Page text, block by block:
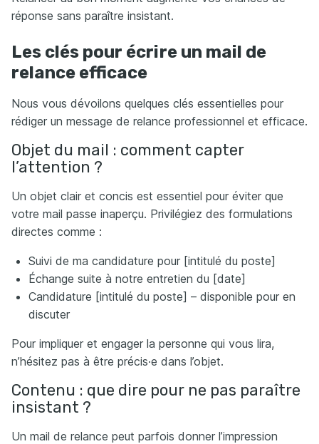
réponse sans paraître insistant.
Les clés pour écrire un mail de
relance efficace
Nous vous dévoilons quelques clés essentielles pour
rédiger un message de relance professionnel et efficace.
Objet du mail : comment capter
l’attention ?
Un objet clair et concis est essentiel pour éviter que
votre mail passe inaperçu. Privilégiez des formulations
directes comme :
Suivi de ma candidature pour [intitulé du poste]
Échange suite à notre entretien du [date]
Candidature [intitulé du poste] – disponible pour en
discuter
Pour impliquer et engager la personne qui vous lira,
n’hésitez pas à être précis·e dans l’objet.
Contenu : que dire pour ne pas paraître
insistant ?
Un mail de relance peut parfois donner l’impression